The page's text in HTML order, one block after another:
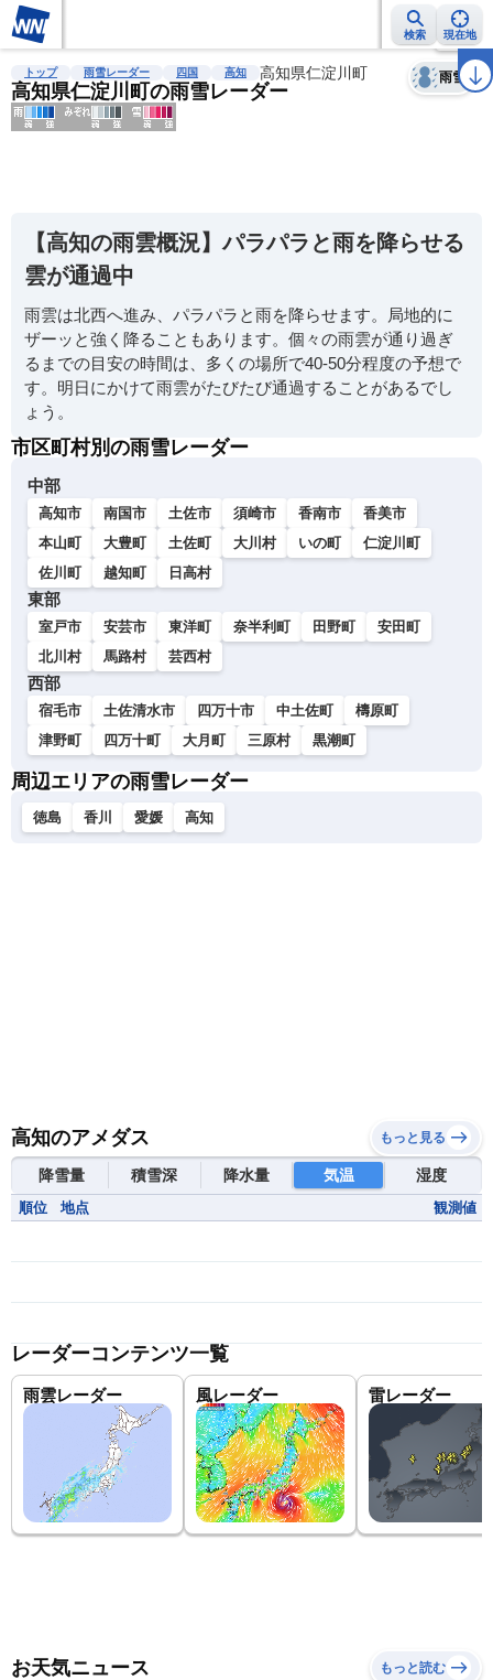
検索 現在地
雨雲レーダー 台風情報 地震情報 警報・注意報 2週間天気 ラ
トップ 雨雪レーダー 四国 高知 高知県仁淀川町
高知県仁淀川町の雨雪レーダー
雨雪
天気 台風
【高知の雨雲概況】パラパラと雨を降らせる
雲が通過中
雨雲は北西へ進み、パラパラと雨を降らせます。局地的に
ザーッと強く降ることもあります。個々の雨雲が通り過ぎ
るまでの目安の時間は、多くの場所で40-50分程度の予想で
す。明日にかけて雨雲がたびたび通過することがあるでし
ょう。
市区町村別の雨雪レーダー
中部
高知市 南国市 土佐市 須崎市 香南市
香美市
本山町
大豊町 土佐町 大川村 いの町
仁淀川町
佐川町
越知町 日高村
東部
室戸市 安芸市 東洋町 奈半利町 田野町
安田町
北川村
馬路村 芸西村
西部
宿毛市 土佐清水市 四万十市 中土佐町
檮原町
津野町
四万十町 大月町 三原村 黒潮町
周辺エリアの雨雪レーダー
徳島 香川 愛媛 高知
高知のアメダス もっと見る
降雪量 積雪深 降水量 気温 湿度
順位 地点 観測値
レーダーコンテンツ一覧
雨雲レーダー 風レーダー 雷レーダー
お天気ニュース もっと読む